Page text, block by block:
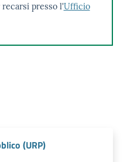
presso l'Ufficio
(URP)